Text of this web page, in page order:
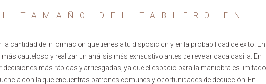
TAMAÑO DEL TABLERO EN
la cantidad de información que tienes a tu disposición y en la probabilidad de éxito. En
cauteloso y realizar un análisis más exhaustivo antes de revelar cada casilla. En
más rápidas y arriesgadas, ya que el espacio para la maniobra es limitado.
con la que encuentras patrones comunes y oportunidades de deducción. En